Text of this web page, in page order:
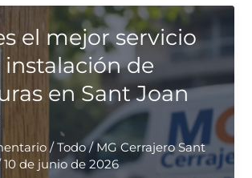
el mejor servicio
instalación de
en Sant Joan
/Todo/ MG Cerrajero Sant
10 de junio de 2026